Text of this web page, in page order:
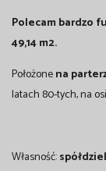
Polecam bardzo
49,14 m2.
Położonena
latach 80-tych, na
Własność: